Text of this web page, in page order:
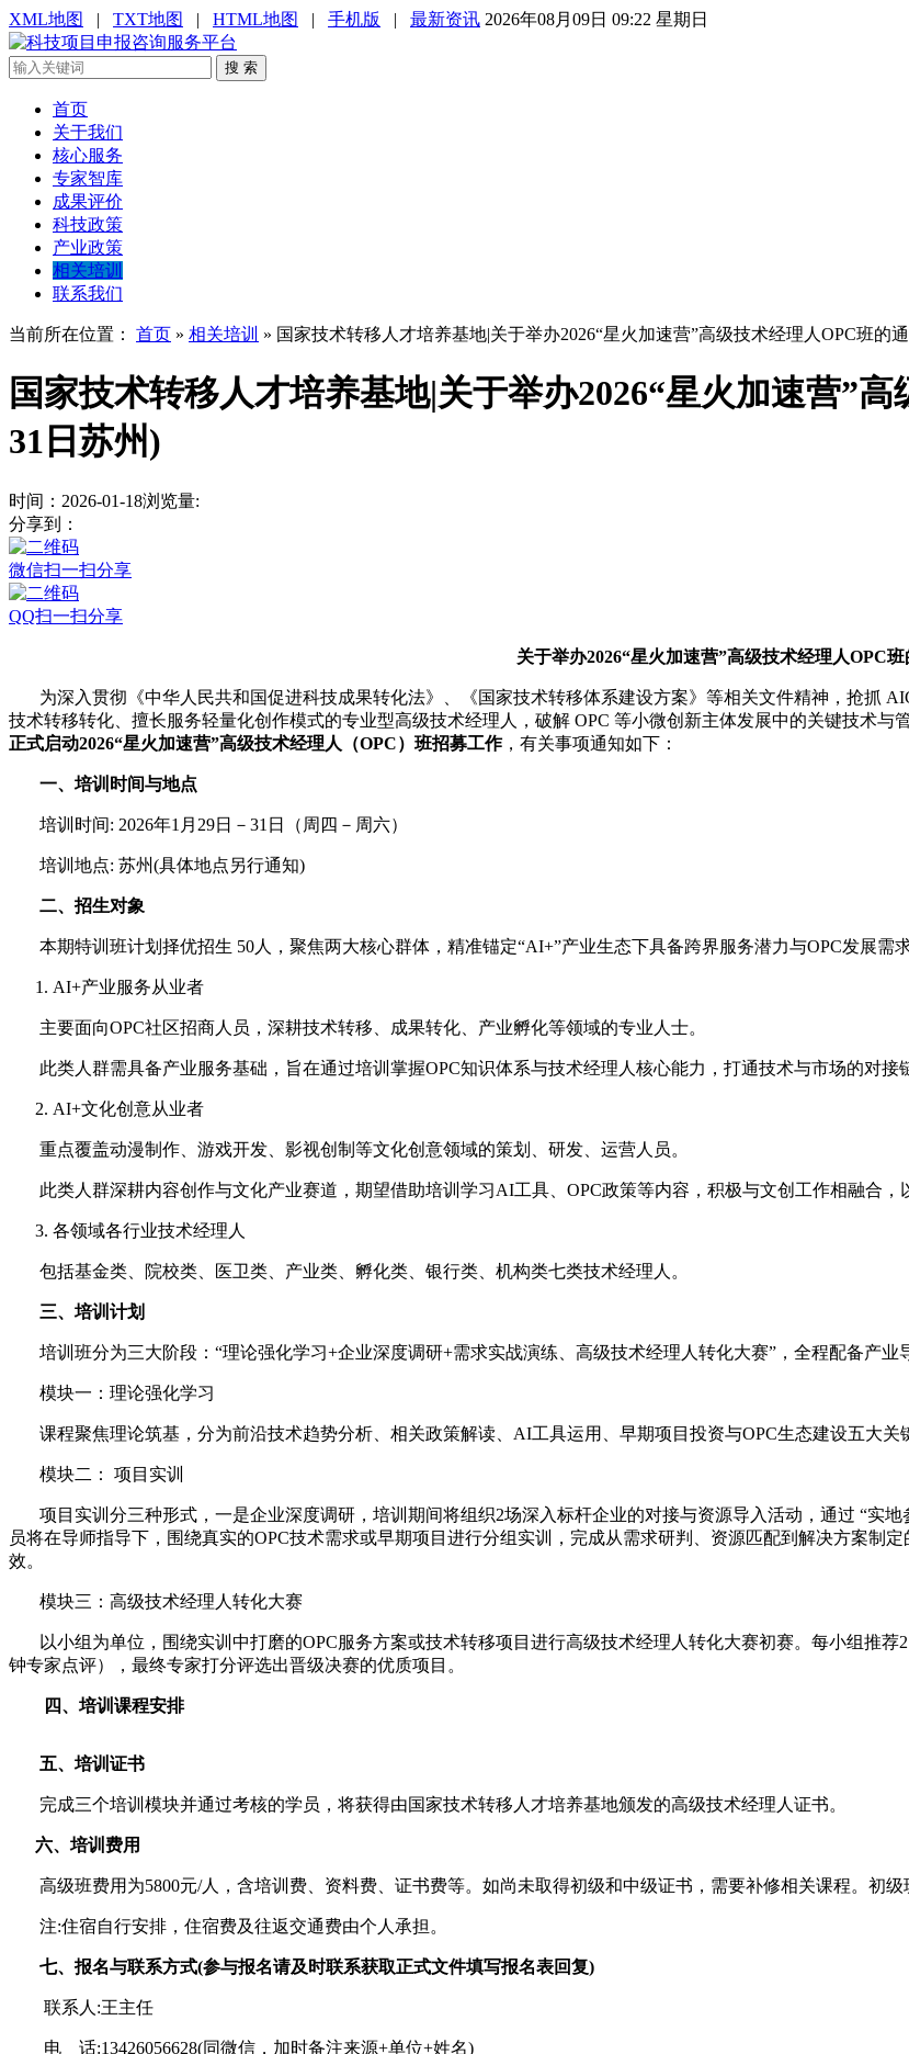
XML地图 | TXT地图 | HTML地图 | 手机版 | 最新资讯 2026年08月09日 09:22 星期日
搜 索
首页
关于我们
核心服务
专家智库
成果评价
科技政策
产业政策
相关培训
联系我们
当前所在位置： 首页 » 相关培训 » 国家技术转移人才培养基地|关于举办2026“星火加速营”高级技术经理人OPC班的
国家技术转移人才培养基地|关于举办2026“星火加速营”
31日苏州)
时间：2026-01-18浏览量:
分享到：
微信扫一扫分享
QQ扫一扫分享
关于举办2026“星火加速营”高级技术经理人OPC班
为深入贯彻《中华人民共和国促进科技成果转化法》、《国家技术转移体系建设方案》等相关文件精神，抢抓
技术转移转化、擅长服务轻量化创作模式的专业型高级技术经理人，破解 OPC 等小微创新主体发展中的关键技术与
正式启动2026“星火加速营”高级技术经理人（OPC）班招募工作，有关事项通知如下：
一、培训时间与地点
培训时间: 2026年1月29日－31日（周四－周六）
培训地点: 苏州(具体地点另行通知)
二、 招生对象
本期特训班计划择优招生 50人，聚焦两大核心群体，精准锚定“AI+”产业生态下具备跨界服务潜力与OPC发展需求
AI+产业服务从业者
主要面向OPC社区招商人员，深耕技术转移、成果转化、产业孵化等领域的专业人士。
此类人群需具备产业服务基础，旨在通过培训掌握OPC知识体系与技术经理人核心能力，打通技术与市场的对接
AI+文化创意从业者
重点覆盖动漫制作、游戏开发、影视创制等文化创意领域的策划、研发、运营人员。
此类人群深耕内容创作与文化产业赛道，期望借助培训学习AI工具、OPC政策等内容，积极与文创工作相融合，
各领域各行业技术经理人
包括基金类、院校类、医卫类、产业类、孵化类、银行类、机构类七类技术经理人。
三、 培训计划
培训班分为三大阶段：“理论强化学习+企业深度调研+需求实战演练、高级技术经理人转化大赛”，全程配备产业
模块一：理论强化学习
课程聚焦理论筑基，分为前沿技术趋势分析、相关政策解读、AI工具运用、早期项目投资与OPC生态建设五大关
模块二： 项目实训
项目实训分三种形式，一是企业深度调研，培训期间将组织2场深入标杆企业的对接与资源导入活动，通过 “实地
员将在导师指导下，围绕真实的OPC技术需求或早期项目进行分组实训，完成从需求研判、资源匹配到解决方案制
效。
模块三：高级技术经理人转化大赛
以小组为单位，围绕实训中打磨的OPC服务方案或技术转移项目进行高级技术经理人转化大赛初赛。每小组推荐2
钟专家点评），最终专家打分评选出晋级决赛的优质项目。
四、培训课程安排
五、培训证书
完成三个培训模块并通过考核的学员，将获得由国家技术转移人才培养基地颁发的高级技术经理人证书。
六、培训费用
高级班费用为5800元/人，含培训费、资料费、证书费等。如尚未取得初级和中级证书，需要补修相关课程。初
注:住宿自行安排，住宿费及往返交通费由个人承担。
七、 报名与联系方式(参与报名请及时联系获取正式文件填写报名表回复)
联系人:王主任
电 话:13426056628(同微信，加时备注来源+单位+姓名)